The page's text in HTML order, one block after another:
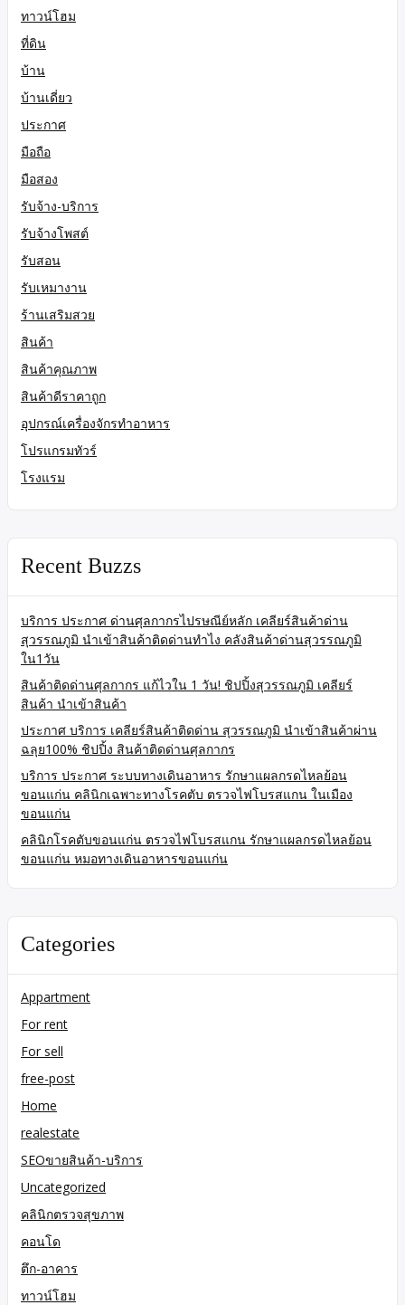
ทาวน์โฮม
ที่ดิน
บ้าน
บ้านเดี่ยว
ประกาศ
มือถือ
มือสอง
รับจ้าง-บริการ
รับจ้างโพสต์
รับสอน
รับเหมางาน
ร้านเสริมสวย
สินค้า
สินค้าคุณภาพ
สินค้าดีราคาถูก
อุปกรณ์เครื่องจักรทำอาหาร
โปรแกรมทัวร์
โรงแรม
Recent Buzzs
บริการ ประกาศ ด่านศุลกากรไปรษณีย์หลัก เคลียร์สินค้าด่าน
สุวรรณภูมิ นำเข้าสินค้าติดด่านทำไง คลังสินค้าด่านสุวรรณภูมิ
ใน1วัน
สินค้าติดด่านศุลกากร แก้ไวใน 1 วัน! ชิปปิ้งสุวรรณภูมิ เคลียร์
สินค้า นำเข้าสินค้า
ประกาศ บริการ เคลียร์สินค้าติดด่าน สุวรรณภูมิ นำเข้าสินค้าผ่าน
ฉลุย100% ชิปปิ้ง สินค้าติดด่านศุลกากร
บริการ ประกาศ ระบบทางเดินอาหาร รักษาแผลกรดไหลย้อน
ขอนแก่น คลินิกเฉพาะทางโรคตับ ตรวจไฟโบรสแกน ในเมือง
ขอนแก่น
คลินิกโรคตับขอนแก่น ตรวจไฟโบรสแกน รักษาแผลกรดไหลย้อน
ขอนแก่น หมอทางเดินอาหารขอนแก่น
Categories
Appartment
For rent
For sell
free-post
Home
realestate
SEOขายสินค้า-บริการ
Uncategorized
คลินิกตรวจสุขภาพ
คอนโด
ตึก-อาคาร
ทาวน์โฮม